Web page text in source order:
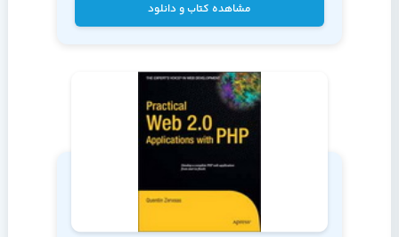
مشاهده کتاب و دانلود